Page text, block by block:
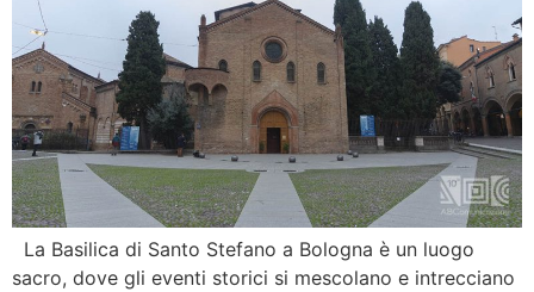
La Basilica di Santo Stefano a Bologna è un luogo
sacro, dove gli eventi storici si mescolano e intrecciano